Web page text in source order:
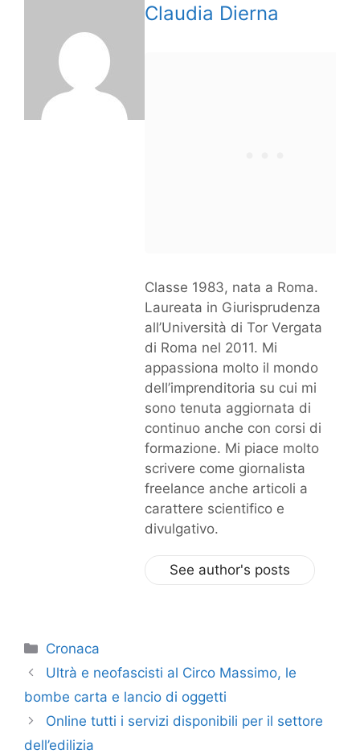
Claudia Dierna
Classe 1983, nata a Roma.
Laureata in Giurisprudenza
all’Università di Tor Vergata
di Roma nel 2011. Mi
appassiona molto il mondo
dell’imprenditoria su cui mi
sono tenuta aggiornata di
continuo anche con corsi di
formazione. Mi piace molto
scrivere come giornalista
freelance anche articoli a
carattere scientifico e
divulgativo.
See author's posts
Categorie
Cronaca
Ultrà e neofascisti al Circo Massimo, le
bombe carta e lancio di oggetti
Online tutti i servizi disponibili per il settore
dell’edilizia